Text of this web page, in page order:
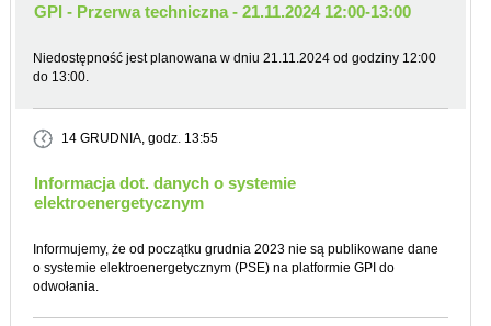
GPI - Przerwa techniczna - 21.11.2024 12:00-13:00
Niedostępność jest planowana w dniu 21.11.2024 od godziny 12:00
do 13:00.
14 GRUDNIA, godz. 13:55
Informacja dot. danych o systemie
elektroenergetycznym
Informujemy, że od początku grudnia 2023 nie są publikowane dane
o systemie elektroenergetycznym (PSE) na platformie GPI do
odwołania.